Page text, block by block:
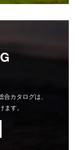
カタログは、
す。